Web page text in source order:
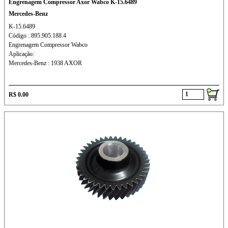
Engrenagem Compressor Axor Wabco K-15.6489
Mercedes-Benz
K-15.6489
Código : 895.905.188.4
Engrenagem Compressor Wabco
Aplicação:
Mercedes-Benz : 1938 AXOR
R$ 0.00